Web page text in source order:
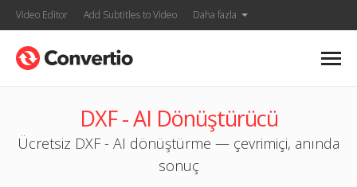
Video Editor Add Subtitles to Video Daha fazla
DXF - AI Dönüştürücü
Ücretsiz DXF - AI dönüştürme — çevrimiçi, anında
sonuç